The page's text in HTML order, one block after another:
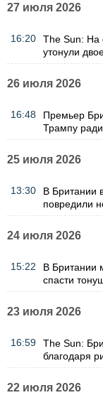
27 июля 2026
16:20
The Sun: На
утонули
26 июля 2026
16:48
Премьер
Трампу
25 июля 2026
13:30
В Британии
повредили
24 июля 2026
15:22
В Британии
спасти
23 июля 2026
16:59
The Sun:
благодаря
22 июля 2026